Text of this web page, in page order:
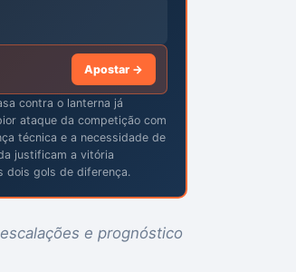
Apostar →
contra o lanterna já
ataque da competição com
técnica e a necessidade de
justificam a vitória
dois gols de diferença.
e prognóstico